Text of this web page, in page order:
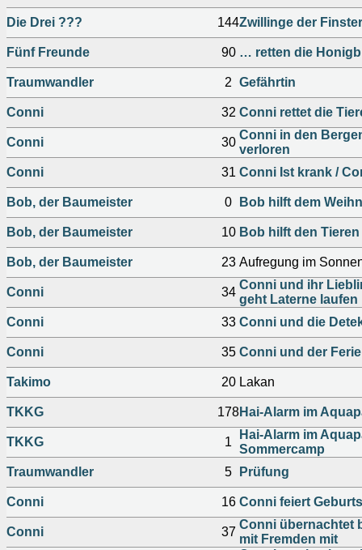
Die Drei ??? 144Zwillinge der
Fünf Freunde 90 … retten die
Traumwandler 2 Gefährtin
Conni 32 Conni rettet die
Conni 30
Conni in den
verloren
Conni
31 Conni Ist krank /
Bob, der Baumeister 0 Bob hilft dem
Bob, der Baumeister 10 Bob hilft den Tieren
Bob, der Baumeister 23 Aufregung im
Conni 34
Conni und ihr
geht Laterne laufen
Conni
33 Conni und die
Conni 35 Conni und der
Takimo 20 Lakan
TKKG 178Hai-Alarm im
TKKG 1
Hai-Alarm im
Sommercamp
Traumwandler
5 Prüfung
Conni 16 Conni feiert
Conni 37
Conni übernachtet
mit Fremden mit